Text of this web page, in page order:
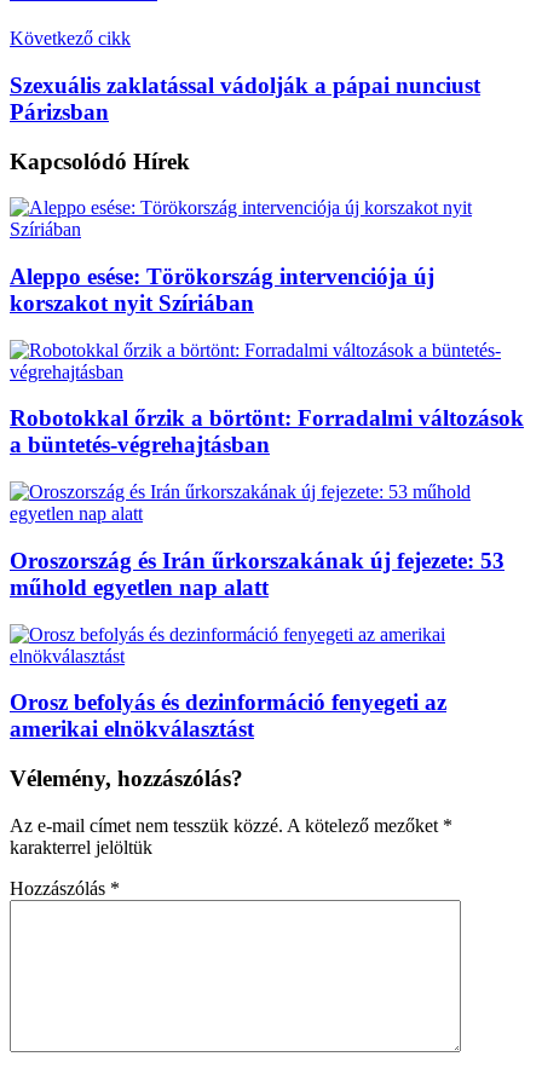
Következő cikk
Szexuális zaklatással vádolják a pápai nunciust
Párizsban
Kapcsolódó Hírek
Aleppo esése: Törökország intervenciója új
korszakot nyit Szíriában
Robotokkal őrzik a börtönt: Forradalmi változások
a büntetés-végrehajtásban
Oroszország és Irán űrkorszakának új fejezete: 53
műhold egyetlen nap alatt
Orosz befolyás és dezinformáció fenyegeti az
amerikai elnökválasztást
Vélemény, hozzászólás?
Az e-mail címet nem tesszük közzé. A kötelező mezőket *
karakterrel jelöltük
Hozzászólás *